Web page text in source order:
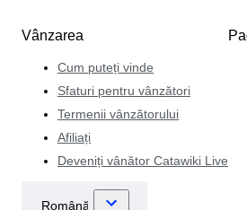
Vânzarea
Cum puteți vinde
Sfaturi pentru vânzători
Termenii vânzătorului
Afiliați
Deveniți vânător Catawiki Live